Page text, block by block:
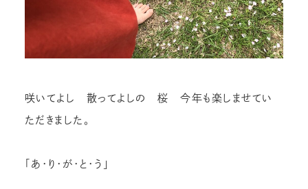
咲いてよし 散ってよしの 桜 今年も楽しませてい
ただきました。
「あ・り・が・と・う」